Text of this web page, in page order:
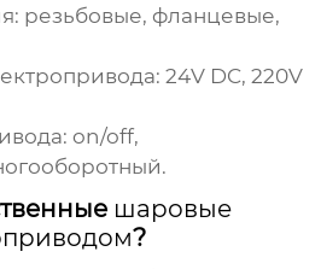
резьбовые, фланцевые,
24V DC, 220V
on/off,
шаровые
?